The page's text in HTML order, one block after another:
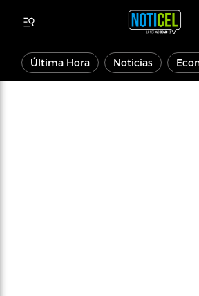
Última Hora Noticias